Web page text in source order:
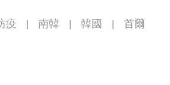
疫 南韓 韓國 首爾